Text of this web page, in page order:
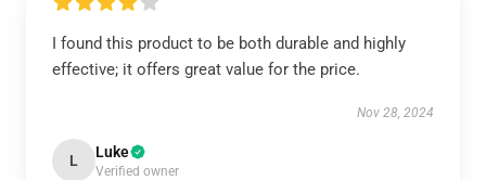
I found this product to be both durable and highly
effective; it offers great value for the price.
Nov 28, 2024
L Luke
Verified owner